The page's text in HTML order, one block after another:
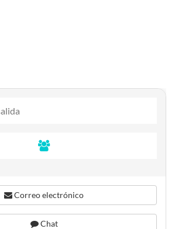
Correo electrónico
Chat